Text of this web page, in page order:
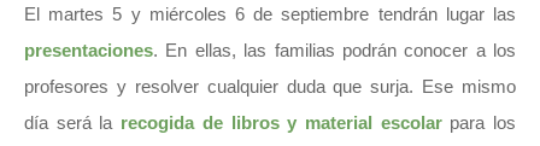
El martes 5 y miércoles 6 de septiembre tendrán lugar las
presentaciones. En ellas, las familias podrán conocer a los
profesores y resolver cualquier duda que surja. Ese mismo
día será la recogida de libros y material escolarpara los